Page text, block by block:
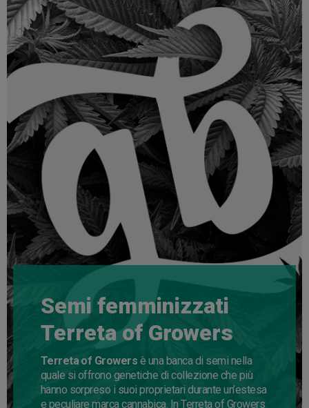
Semi femminizzati
Terreta of Growers
Terreta of Growers è una banca di semi nella
quale si offrono genetiche di collezione che più
hanno sorpreso i suoi proprietari durante un’estesa
e peculiare marca cannabica. In Terreta of Growers